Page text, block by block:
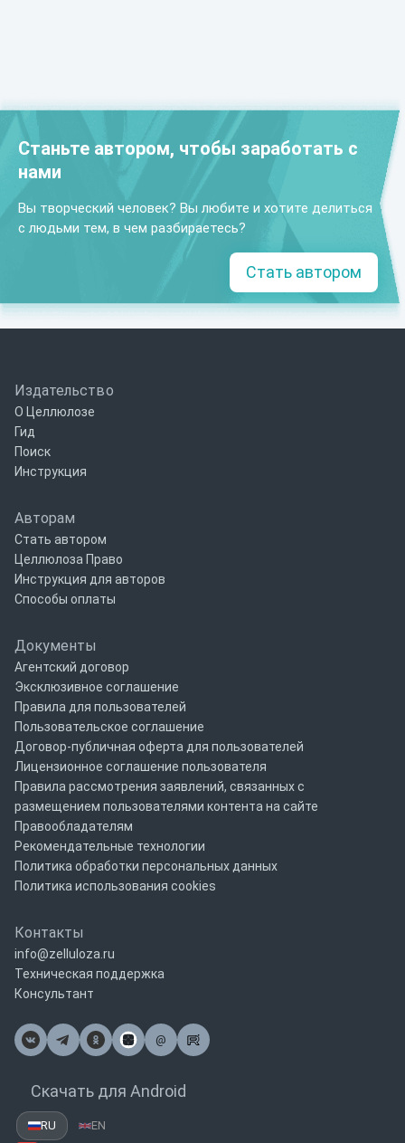
Станьте автором, чтобы заработать с
нами
Вы творческий человек? Вы любите и хотите делиться
с людьми тем, в чем разбираетесь?
Стать автором
Издательство
О Целлюлозе
Гид
Поиск
Инструкция
Авторам
Стать автором
Целлюлоза Право
Инструкция для авторов
Способы оплаты
Документы
Агентский договор
Эксклюзивное соглашение
Правила для пользователей
Пользовательское соглашение
Договор-публичная оферта для пользователей
Лицензионное соглашение пользователя
Правила рассмотрения заявлений, связанных с
размещением пользователями контента на сайте
Правообладателям
Рекомендательные технологии
Политика обработки персональных данных
Политика использования cookies
Контакты
info@zelluloza.ru
Техническая поддержка
Консультант
@
Почта
Скачать для Android
RU EN